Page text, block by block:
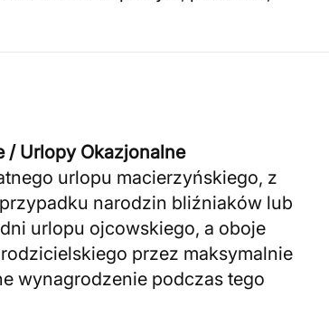
/ Urlopy Okazjonalne
urlopu macierzyńskiego, z
narodzin bliźniaków lub
urlopu ojcowskiego, a oboje
przez maksymalnie
wynagrodzenie podczas tego